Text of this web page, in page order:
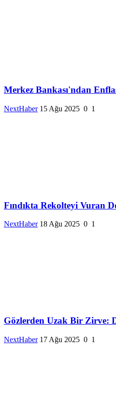
Merkez Bankası'ndan
NextHaber 15 Ağu 2025 0 1
Fındıkta Rekolteyi Vuran
NextHaber 18 Ağu 2025 0 1
Gözlerden Uzak Bir Zirve:
NextHaber 17 Ağu 2025 0 1